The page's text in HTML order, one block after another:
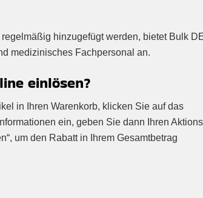
hinzugefügt werden, bietet Bulk
medizinisches Fachpersonal an.
einlösen?
in Ihren Warenkorb, klicken Sie auf das
ein, geben Sie dann Ihren
um den Rabatt in Ihrem Gesamtbetrag